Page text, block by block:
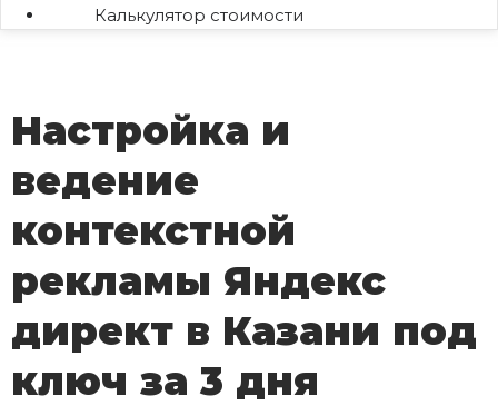
Калькулятор стоимости
Настройка и
ведение
контекстной
рекламы Яндекс
директ в Казани под
ключ за 3 дня